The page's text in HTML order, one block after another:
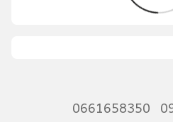
0661658350